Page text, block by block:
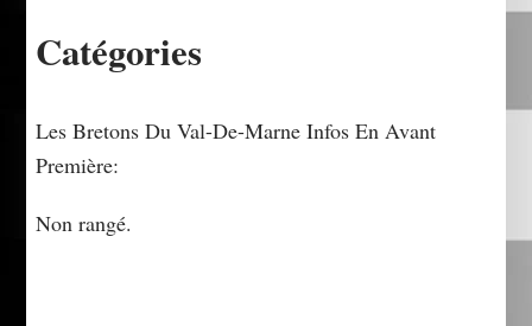
Catégories
Les Bretons Du Val-De-Marne Infos En Avant
Première:
Non rangé.